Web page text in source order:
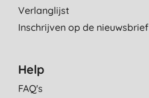
Verlanglijst
Inschrijven op de nieuwsbrief
Help
FAQ's